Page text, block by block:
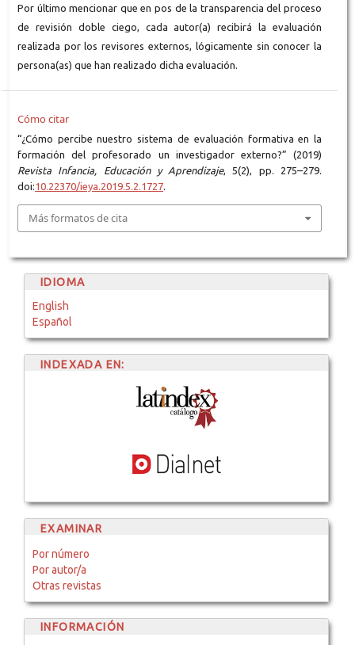
Por último mencionar que en pos de la transparencia del proceso
de revisión doble ciego, cada autor(a) recibirá la evaluación
realizada por los revisores externos, lógicamente sin conocer la
persona(as) que han realizado dicha evaluación.
Cómo citar
“¿Cómo percibe nuestro sistema de evaluación formativa en la
formación del profesorado un investigador externo?” (2019)
Revista Infancia, Educación y Aprendizaje, 5(2), pp. 275–279.
doi:10.22370/ieya.2019.5.2.1727.
Más formatos de cita
IDIOMA
English
Español
INDEXADA EN:
EXAMINAR
Por número
Por autor/a
Otras revistas
INFORMACIÓN